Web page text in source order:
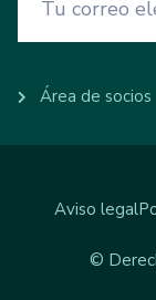
Área de socios
Aviso legal
©